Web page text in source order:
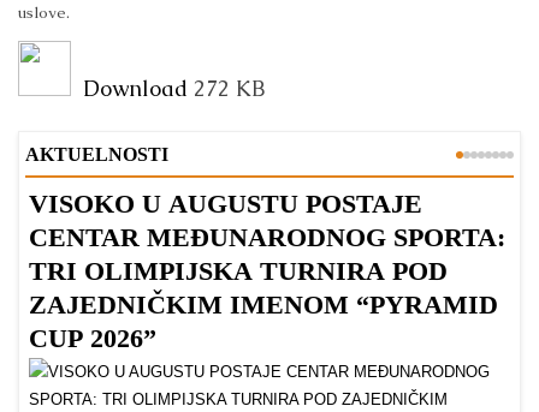
uslove.
Download 272 KB
AKTUELNOSTI
VISOKO U AUGUSTU POSTAJE
CENTAR MEĐUNARODNOG SPORTA:
TRI OLIMPIJSKA TURNIRA POD
ZAJEDNIČKIM IMENOM “PYRAMID
CUP 2026”